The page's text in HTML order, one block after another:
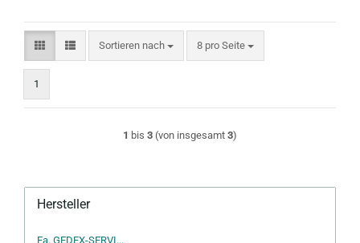
Sortieren nach
Sortieren nach 8 pro Seite
pro Seite
1
1 bis 3 (von insgesamt 3)
Hersteller
Fa. GEDEX-SERVI...